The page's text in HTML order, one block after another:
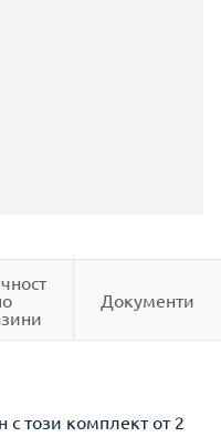
Документи
с този комплект от 2